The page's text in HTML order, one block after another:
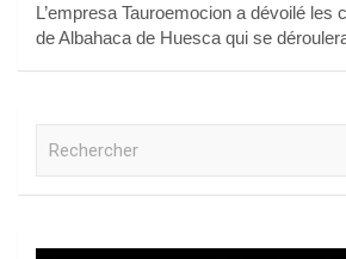
L’empresa Tauroemocion a dévoilé les
de Albahaca de Huesca qui se